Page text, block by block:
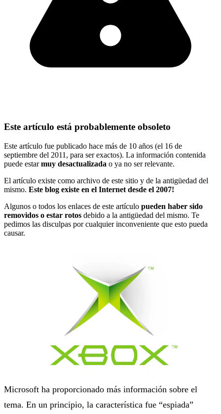
Este artículo está probablemente obsoleto
Este artículo fue publicado hace más de 10 años (el 16 de
septiembre del 2011, para ser exactos). La información contenida
puede estarmuy desactualizada o ya no ser relevante.
El artículo existe como archivo de este sitio y de la antigüedad del
mismo. Este blog existe en el Internet desde el 2007!
Algunos o todos los enlaces de este artículo pueden haber sido
removidos o estar rotos debido a la antigüedad del mismo. Te
pedimos las disculpas por cualquier inconveniente que esto pueda
causar.
Microsoft ha proporcionado más información sobre el
tema. En un principio, la característica fue “espiada”